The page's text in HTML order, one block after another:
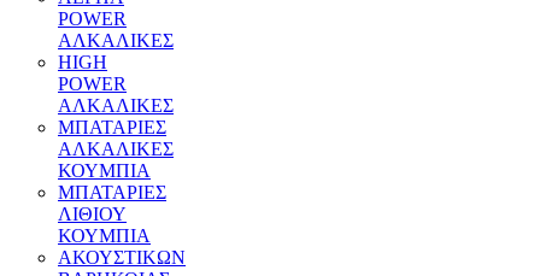
POWER
ΑΛΚΑΛΙΚΕΣ
HIGH
POWER
ΑΛΚΑΛΙΚΕΣ
MΠΑΤΑΡΙΕΣ
ΑΛΚΑΛΙΚΕΣ
ΚΟΥΜΠΙΑ
MΠΑΤΑΡΙΕΣ
ΛΙΘΙΟΥ
ΚΟΥΜΠΙΑ
ΑΚΟΥΣΤΙΚΩΝ